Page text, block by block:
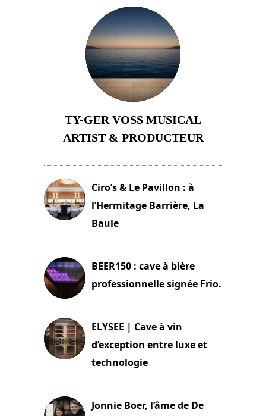
TY-GER VOSS MUSICAL
ARTIST & PRODUCTEUR
Ciro’s & Le Pavillon : à
l’Hermitage Barrière, La
Baule
BEER150 : cave à bière
professionnelle signée Frio.
ELYSEE | Cave à vin
d’exception entre luxe et
technologie
Jonnie Boer, l’âme de De